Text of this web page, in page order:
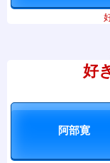
好